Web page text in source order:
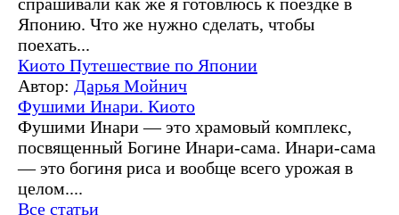
Японию. Что же нужно сделать, чтобы
поехать...
Киото Путешествие по Японии
Автор: Дарья Мойнич
Фушими Инари. Киото
Фушими Инари — это храмовый комплекс,
посвященный Богине Инари-сама. Инари-сама
— это богиня риса и вообще всего урожая в
целом....
Все статьи